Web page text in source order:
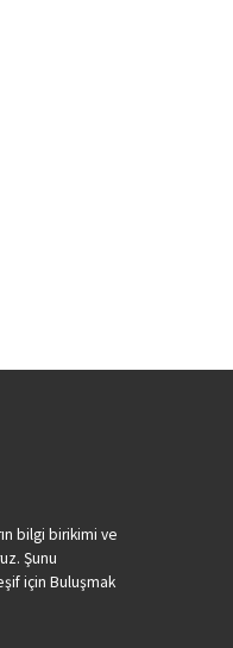
bilgi birikimi ve
Şunu
için Buluşmak